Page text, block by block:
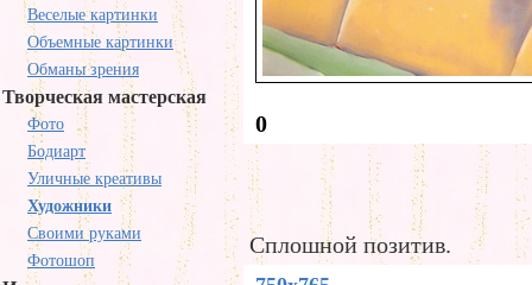
Веселые картинки
Объемные картинки
Обманы зрения
Творческая мастерская
Фото
Бодиарт
Уличные креативы
Художники
Своими руками
Фотошоп
0
Сплошной позитив.